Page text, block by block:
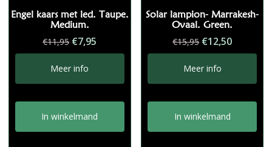
Engel kaars met led. Taupe.
Medium.
€11,95 Oorspronkelijke
prijs
was:
€11,95.
€7,95
prijs
€7,95.
Meer info
In winkelmand
Solar lampion- Marrakesh-
Ovaal. Green.
€15,95
prijs
was:
€15,95.
€12,50Huidige
prijs
€12,50.
Meer info
In winkelmand